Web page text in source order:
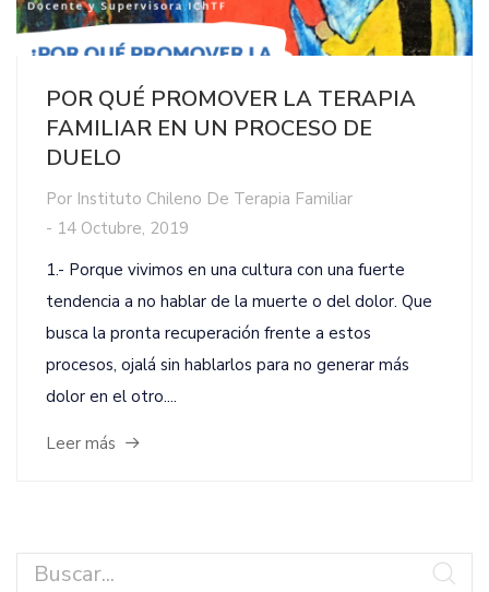
POR QUÉ PROMOVER LA TERAPIA
FAMILIAR EN UN PROCESO DE
DUELO
Por Instituto Chileno De Terapia Familiar
- 14 Octubre, 2019
1.- Porque vivimos en una cultura con una fuerte
tendencia a no hablar de la muerte o del dolor. Que
busca la pronta recuperación frente a estos
procesos, ojalá sin hablarlos para no generar más
dolor en el otro....
Leer más